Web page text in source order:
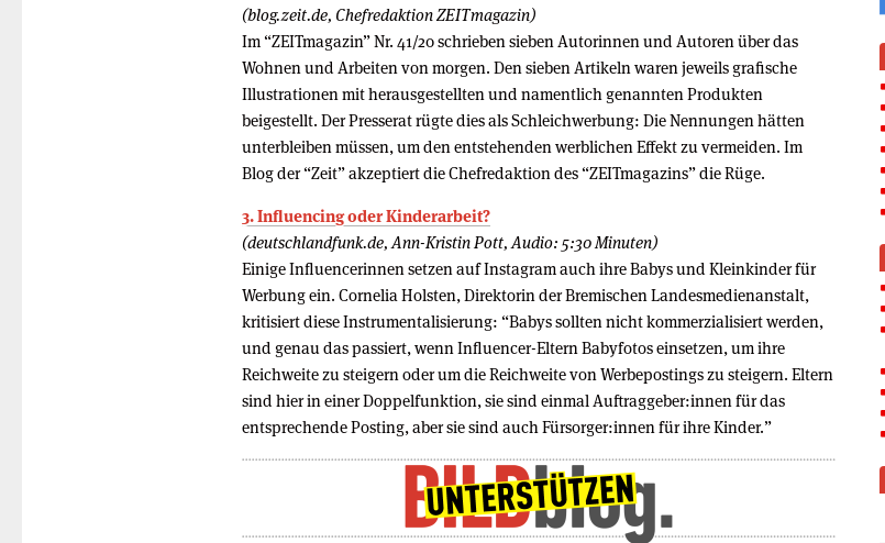
(blog.zeit.de, Chefredaktion ZEITmagazin)
Im “ZEITmagazin” Nr. 41/20 schrieben sieben Autorinnen und Autoren über das
Wohnen und Arbeiten von morgen. Den sieben Artikeln waren jeweils grafische
Illustrationen mit herausgestellten und namentlich genannten Produkten
beigestellt. Der Presserat rügte dies als Schleichwerbung: Die Nennungen hätten
unterbleiben müssen, um den entstehenden werblichen Effekt zu vermeiden. Im
Blog der “Zeit” akzeptiert die Chefredaktion des “ZEITmagazins” die Rüge.
3. Influencing oder Kinderarbeit?
(deutschlandfunk.de, Ann-Kristin Pott, Audio: 5:30 Minuten)
Einige Influencerinnen setzen auf Instagram auch ihre Babys und Kleinkinder für
Werbung ein. Cornelia Holsten, Direktorin der Bremischen Landesmedienanstalt,
kritisiert diese Instrumentalisierung: “Babys sollten nicht kommerzialisiert werden,
und genau das passiert, wenn Influencer-Eltern Babyfotos einsetzen, um ihre
Reichweite zu steigern oder um die Reichweite von Werbepostings zu steigern. Eltern
sind hier in einer Doppelfunktion, sie sind einmal Auftraggeber:innen für das
entsprechende Posting, aber sie sind auch Fürsorger:innen für ihre Kinder.”